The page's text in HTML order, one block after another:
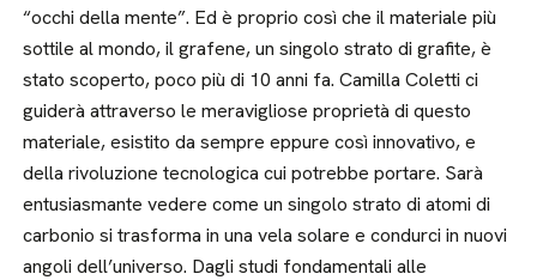
“occhi della mente”. Ed è proprio così che il materiale più
sottile al mondo, il grafene, un singolo strato di grafite, è
stato scoperto, poco più di 10 anni fa. Camilla Coletti ci
guiderà attraverso le meravigliose proprietà di questo
materiale, esistito da sempre eppure così innovativo, e
della rivoluzione tecnologica cui potrebbe portare. Sarà
entusiasmante vedere come un singolo strato di atomi di
carbonio si trasforma in una vela solare e condurci in nuovi
angoli dell’universo. Dagli studi fondamentali alle